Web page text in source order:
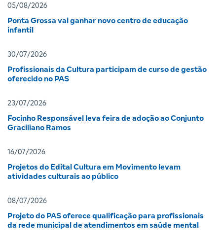
05/08/2026
Ponta Grossa vai ganhar novo centro de educação
infantil
30/07/2026
Profissionais da Cultura participam de curso de gestão
oferecido no PAS
23/07/2026
Focinho Responsável leva feira de adoção ao Conjunto
Graciliano Ramos
16/07/2026
Projetos do Edital Cultura em Movimento levam
atividades culturais ao público
08/07/2026
Projeto do PAS oferece qualificação para profissionais
da rede municipal de atendimentos em saúde mental